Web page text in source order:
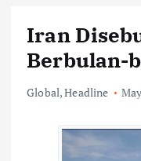
Iran
Berbulan-
Global,Headline